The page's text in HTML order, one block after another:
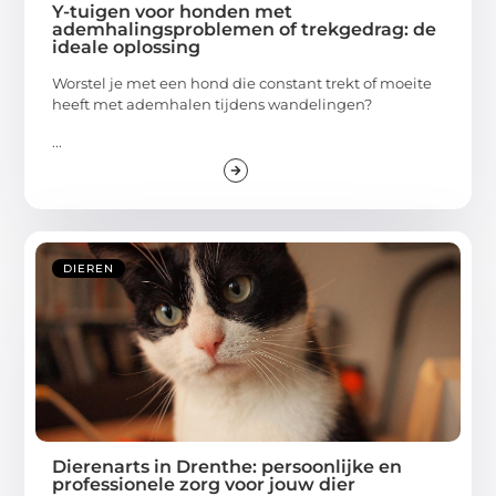
Y-tuigen voor honden met
ademhalingsproblemen of trekgedrag: de
ideale oplossing
Worstel je met een hond die constant trekt of moeite
heeft met ademhalen tijdens wandelingen?
...
DIEREN
Dierenarts in Drenthe: persoonlijke en
professionele zorg voor jouw dier